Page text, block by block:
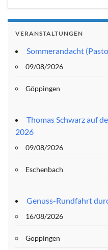
VERANSTALTUNGEN
Sommerandacht
09/08/2026
Göppingen
Thomas Schwarz auf
2026
09/08/2026
Eschenbach
Genuss-Rundfahrt
16/08/2026
Göppingen